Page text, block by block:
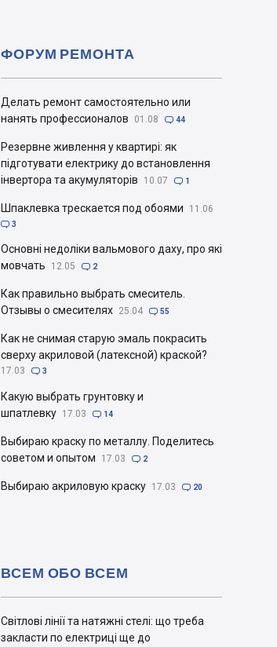
Делать ремонт самостоятельно или
нанять профессионалов
01.08  44
Резервне живлення у квартирі: як
підготувати електрику до встановлення
інвертора та акумуляторів
10.07  1
Шпаклевка трескается под обоями 11.06
 3
Основні недоліки вальмового даху, про які
мовчать
12.05  2
Как правильно выбрать смеситель.
Отзывы о смесителях 25.04  55
Как не снимая старую эмаль покрасить
сверху акриловой (латексной) краской?
17.03  3
Какую выбрать грунтовку и
шпатлевку 17.03  14
Выбираю краску по металлу. Поделитесь
советом и опытом
17.03  2
Выбираю акриловую краску 17.03  20
ФОРУМ РЕМОНТА
Світлові лінії та натяжні стелі: що треба
закласти по електриці ще до
ВСЕМ ОБО ВСЕМ